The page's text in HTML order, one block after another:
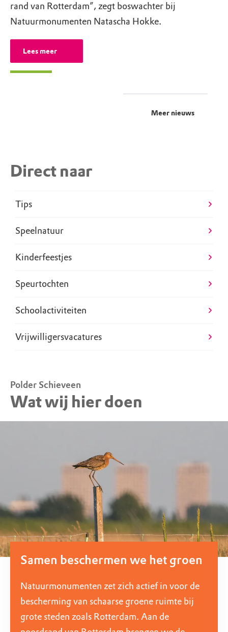
rand van Rotterdam”, zegt boswachter bij
Natuurmonumenten Natascha Hokke.
Lees meer
Meer nieuws
Direct naar
Tips
Speelnatuur
Kinderfeestjes
Speurtochten
Schoolactiviteiten
Vrijwilligersvacatures
Polder Schieveen
Wat wij hier doen
Samen beschermen we het groen
Natuurmonumenten zet zich actief in voor de
bescherming van schaarse groene ruimte bij
grote steden zoals Rotterdam. Aan de